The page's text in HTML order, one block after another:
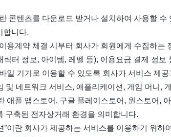
콘텐츠를 다운로드 받거나 설치하여 사용할
합니다.
용계약 체결 시부터 회사가 회원에게 수집하
릭터 정보, 아이템, 레벨 등), 이용요금 결제 정보
일 기기로 이용할 수 있도록 회사가 서비스 제
및 네트워크 서비스, 애플리케이션, 게임 머니,
애플 앱스토어, 구글 플레이스토어, 원스토어,
구축된 전자상거래 환경을 의미합니다.
”이란 회사가 제공하는 서비스를 이용하기 위